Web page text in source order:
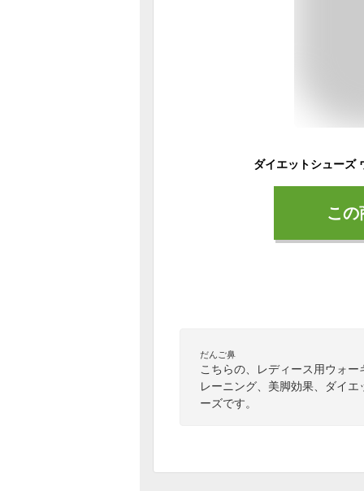
こ
だんご鼻
こちらの、レディース用ウォ
レーニング、美脚効果、ダイ
ーズです。